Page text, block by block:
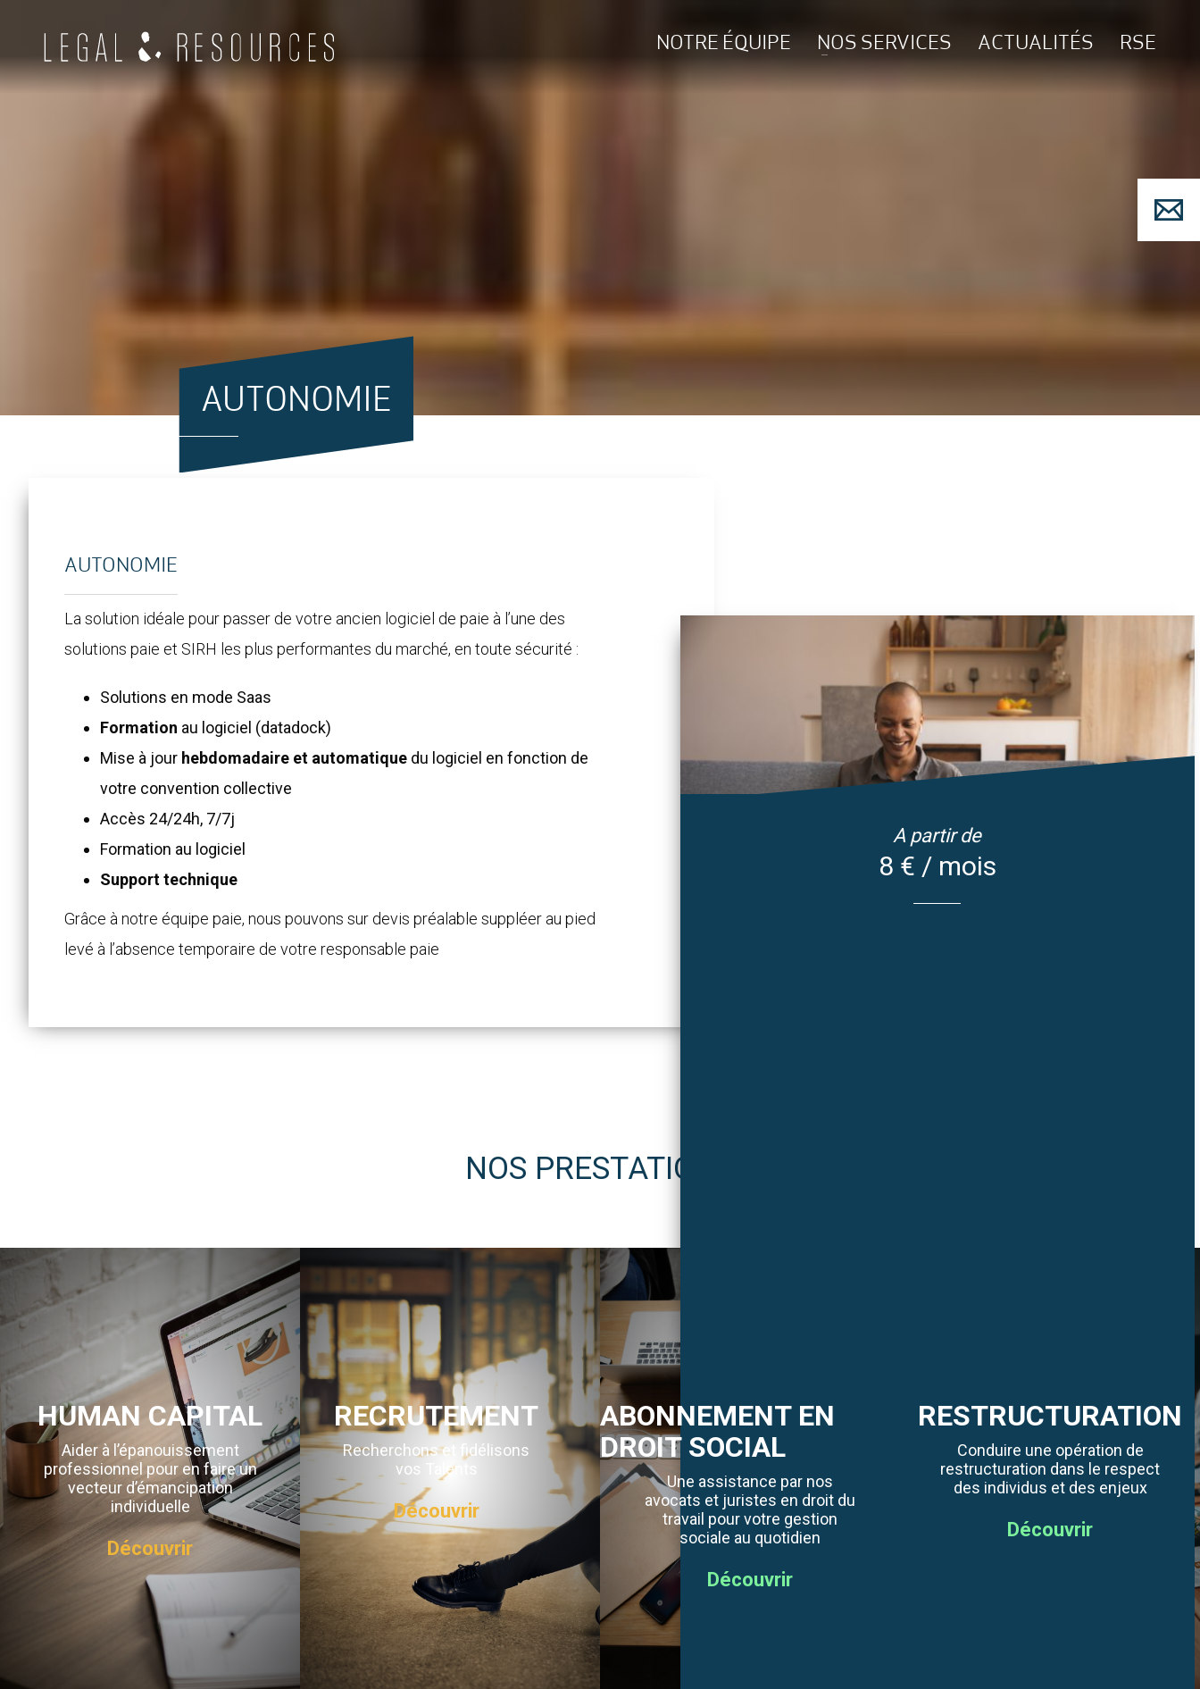
NOTRE ÉQUIPE NOS SERVICES ACTUALITÉS RSE
AUTONOMIE
AUTONOMIE
La solution idéale pour passer de votre ancien logiciel de paie à l’une des
solutions paie et SIRH les plus performantes du marché, en toute sécurité :
Solutions en mode Saas
Formation au logiciel (datadock)
Mise à jour hebdomadaire et automatique du logiciel en fonction de
votre convention collective
Accès 24/24h, 7/7j
Formation au logiciel
Support technique
Grâce à notre équipe paie, nous pouvons sur devis préalable suppléer au pied
levé à l’absence temporaire de votre responsable paie
A partir de
8 € / mois
NOS PRESTATIONS
HUMAN CAPITAL
Aider à l’épanouissement
professionnel pour en faire un
vecteur d’émancipation
individuelle
Découvrir
RECRUTEMENT
Recherchons et fidélisons
vos Talents
Découvrir
ABONNEMENT EN
DROIT SOCIAL
Une assistance par nos
avocats et juristes en droit du
travail pour votre gestion
sociale au quotidien
Découvrir
RESTRUCTURATION
Conduire une opération de
restructuration dans le respect
des individus et des enjeux
Découvrir